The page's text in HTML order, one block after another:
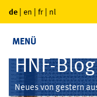
de | en | fr | nl
MENÜ
HNF-Blog
Neues von gestern